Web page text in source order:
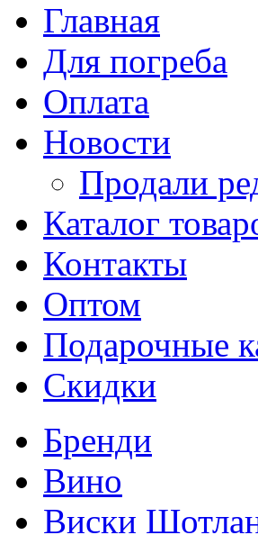
Главная
Для погреба
Оплата
Новости
Продали
Каталог
Контакты
Оптом
Подарочные
Скидки
Бренди
Вино
Виски